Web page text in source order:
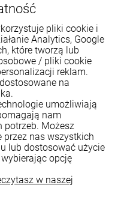
pliki cookie i
Analytics, Google
które tworzą lub
/ pliki cookie
reklam.
na
umożliwiają
nam
potrzeb. Możesz
nas wszystkich
lub dostosować użycie
opcję
w naszej